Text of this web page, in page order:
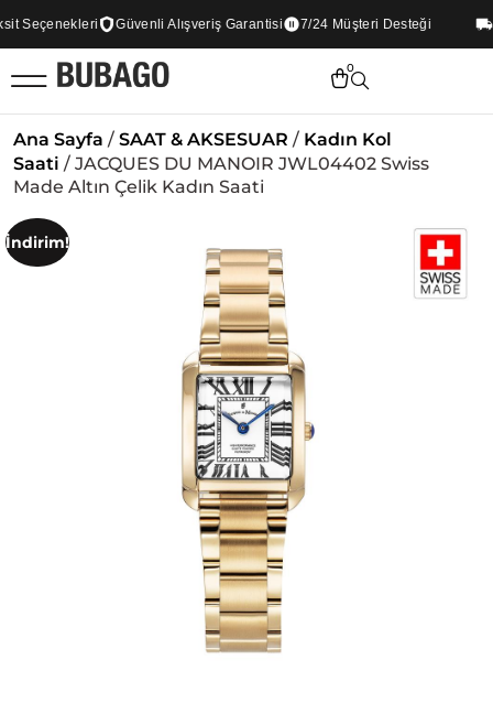
Seçenekleri Güvenli Alışveriş Garantisi 7/24 Müşteri Desteği
0
Ana Sayfa / SAAT & AKSESUAR / Kadın Kol
Saati / JACQUES DU MANOIR JWL04402 Swiss
Made Altın Çelik Kadın Saati
İndirim!